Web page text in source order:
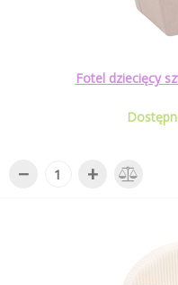
Fotel dziecięcy
− +